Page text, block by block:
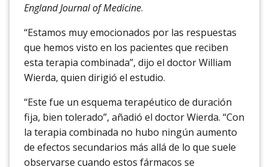
England Journal of Medicine.
“Estamos muy emocionados por las respuestas
que hemos visto en los pacientes que reciben
esta terapia combinada”, dijo el doctor William
Wierda, quien dirigió el estudio.
“Este fue un esquema terapéutico de duración
fija, bien tolerado”, añadió el doctor Wierda. “Con
la terapia combinada no hubo ningún aumento
de efectos secundarios más allá de lo que suele
observarse cuando estos fármacos se